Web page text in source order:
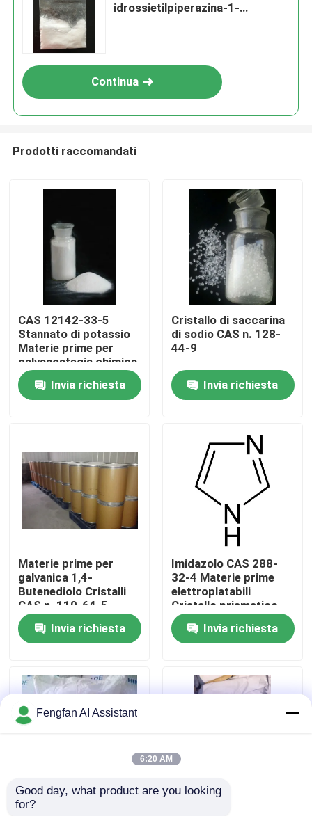
Prodotti
Video
Visita alla fabbrica
Controllo di qualità
Contattaci
Notizie
Prodotti chimici per la zincatura
idrossietilpiperazina-1-
Continua
Prodotti raccomandati
CAS 12142-33-5
Stannato di potassio
Materie prime per
galvanostegia chimica
Invia richiesta
Cristallo di saccarina
di sodio CAS n. 128-
44-9
Invia richiesta
Materie prime per
galvanica 1,4-
Butenediolo Cristalli
CAS n. 110-64-5
Invia richiesta
Imidazolo CAS 288-
32-4 Materie prime
elettroplatabili
Cristallo prismatico
incolore
Invia richiesta
Cristallo di tiocianato
Fengfan AI Assistant
6:20 AM
Good day, what product are you looking
for?